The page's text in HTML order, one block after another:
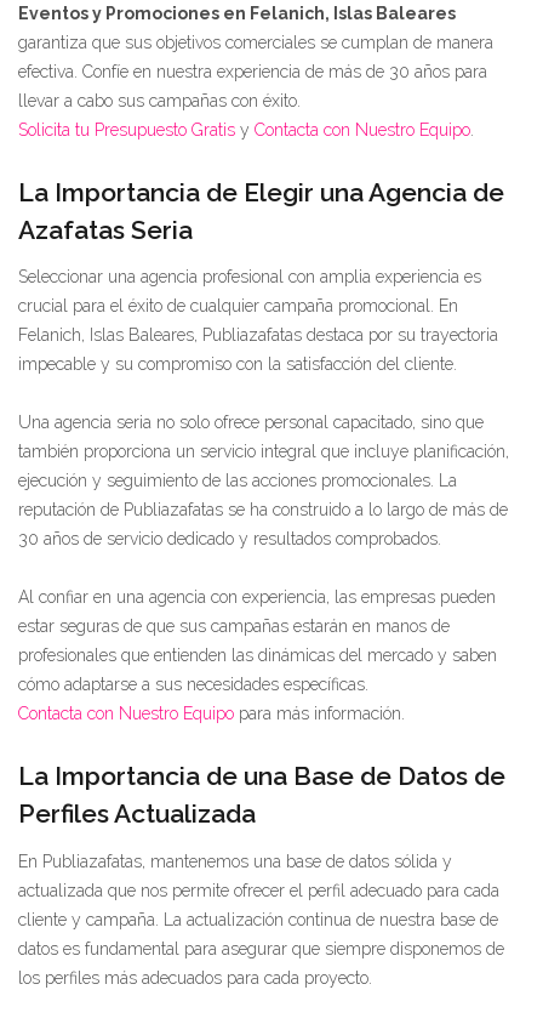
Eventos y Promociones en Felanich, Islas Baleares
garantiza que sus objetivos comerciales se cumplan de manera
efectiva. Confíe en nuestra experiencia de más de 30 años para
llevar a cabo sus campañas con éxito.
Solicita tu Presupuesto Gratis y Contacta con Nuestro Equipo
La Importancia de Elegir una Agencia de
Azafatas Seria
Seleccionar una agencia profesional con amplia experiencia es
crucial para el éxito de cualquier campaña promocional. En
Felanich, Islas Baleares, Publiazafatas destaca por su trayectoria
impecable y su compromiso con la satisfacción del cliente.
Una agencia seria no solo ofrece personal capacitado, sino que
también proporciona un servicio integral que incluye planificación,
ejecución y seguimiento de las acciones promocionales. La
reputación de Publiazafatas se ha construido a lo largo de más de
30 años de servicio dedicado y resultados comprobados.
Al confiar en una agencia con experiencia, las empresas pueden
estar seguras de que sus campañas estarán en manos de
profesionales que entienden las dinámicas del mercado y saben
cómo adaptarse a sus necesidades específicas.
Contacta con Nuestro Equipo para más información.
La Importancia de una Base de Datos de
Perfiles Actualizada
En Publiazafatas, mantenemos una base de datos sólida y
actualizada que nos permite ofrecer el perfil adecuado para cada
cliente y campaña. La actualización continua de nuestra base de
datos es fundamental para asegurar que siempre disponemos de
los perfiles más adecuados para cada proyecto.